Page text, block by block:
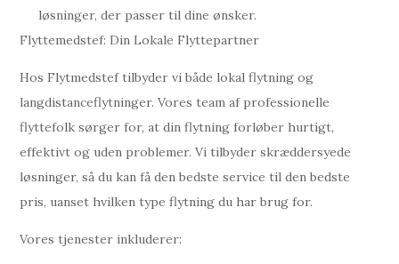
løsninger, der passer til dine ønsker.
Flyttemedstef: Din Lokale Flyttepartner
Hos Flytmedstef tilbyder vi både lokal flytning og
langdistanceflytninger. Vores team af professionelle
flyttefolk sørger for, at din flytning forløber hurtigt,
effektivt og uden problemer. Vi tilbyder skræddersyede
løsninger, så du kan få den bedste service til den bedste
pris, uanset hvilken type flytning du har brug for.
Vores tjenester inkluderer: